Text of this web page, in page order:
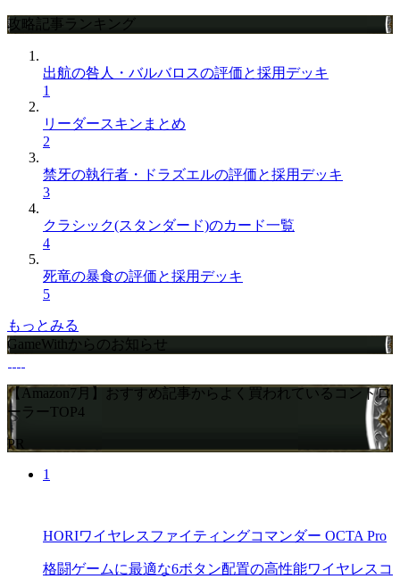
攻略記事ランキング
出航の咎人・バルバロスの評価と採用デッキ
1
リーダースキンまとめ
2
禁牙の執行者・ドラズエルの評価と採用デッキ
3
クラシック(スタンダード)のカード一覧
4
死竜の暴食の評価と採用デッキ
5
もっとみる
GameWithからのお知らせ
【Amazon7月】おすすめ記事からよく買われているコントロ
ーラーTOP4
PR
1
HORIワイヤレスファイティングコマンダー OCTA Pro
格闘ゲームに最適な6ボタン配置の高性能ワイヤレスコ